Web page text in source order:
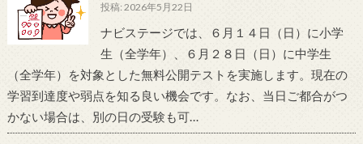
投稿: 2026年5月22日
ナビステージでは、６月１４日（日）に小学
生（全学年）、６月２８日（日）に中学生
（全学年）を対象とした無料公開テストを実施します。現在の
学習到達度や弱点を知る良い機会です。なお、当日ご都合がつ
かない場合は、別の日の受験も可…